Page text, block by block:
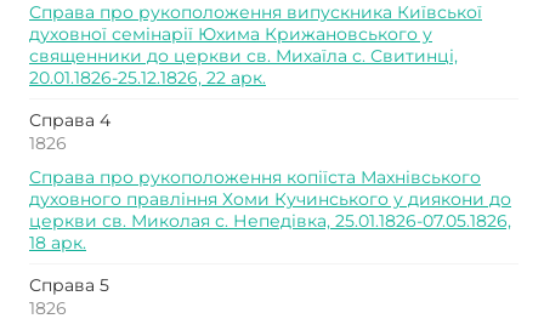
Справа про рукоположення випускника Київської
духовної семінарії Юхима Крижановського у
священники до церкви св. Михаїла с. Свитинці,
20.01.1826-25.12.1826, 22 арк.
Справа 4
1826
Справа про рукоположення копіїста Махнівського
духовного правління Хоми Кучинського у диякони до
церкви св. Миколая с. Непедівка, 25.01.1826-07.05.1826,
18 арк.
Справа 5
1826